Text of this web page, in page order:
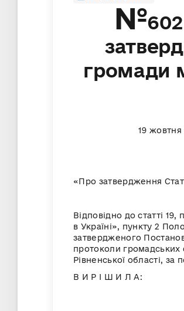
№
громади
19
«Про затвердження
Відповідно до статті
в Україні», пункту 2
затвердженого
протоколи громадських
Рівненської області,
В И Р І Ш И Л А: